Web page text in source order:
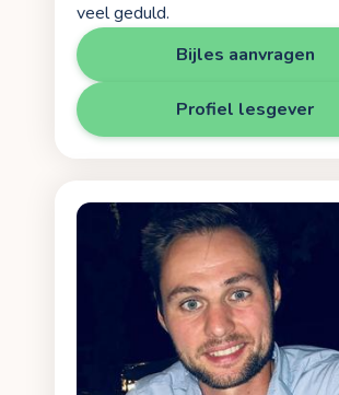
veel geduld.
Bijles aanvragen
Profiel lesgever